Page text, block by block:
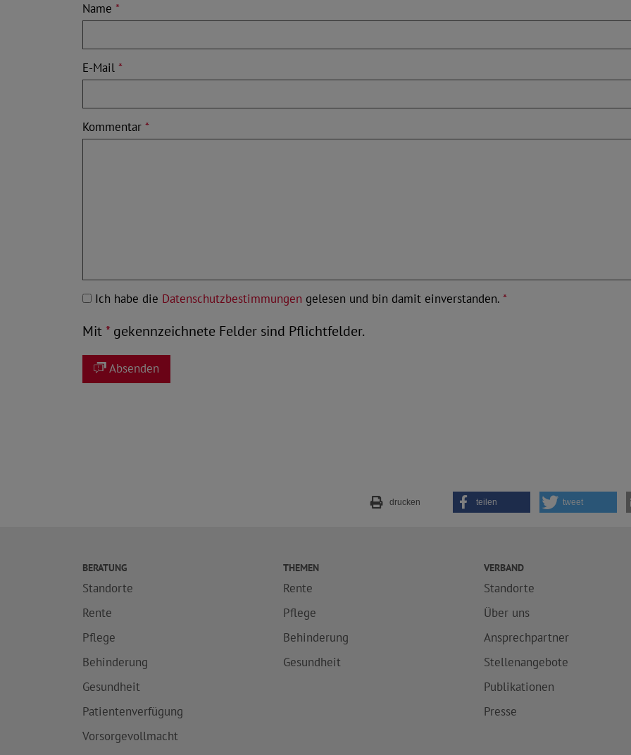
Name *
E-Mail *
Kommentar *
Ich habe die Datenschutzbestimmungen gelesen und bin damit einverstanden. *
Mit*gekennzeichnete Felder sind Pflichtfelder.
Absenden
drucken teilen tweet
BERATUNG
Standorte
Rente
Pflege
Behinderung
Gesundheit
Patientenverfügung
Vorsorgevollmacht
THEMEN
Rente
Pflege
Behinderung
Gesundheit
VERBAND
Standorte
Über uns
Ansprechpartner
Stellenangebote
Publikationen
Presse